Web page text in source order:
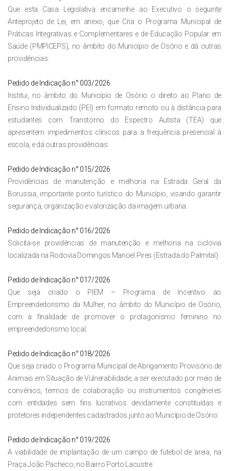
Que esta Casa Legislativa encaminhe ao Executivo o seguinte
Anteprojeto de Lei, em anexo, que Cria o Programa Municipal de
Práticas Integrativas e Complementares e de Educação Popular em
Saúde (PMPICEPS), no âmbito do Município de Osório e dá outras
providências.
Pedido de Indicação n° 003/2026
Institui, no âmbito do Município de Osório o direito ao Plano de
Ensino Individualizado (PEI) em formato remoto ou à distância para
estudantes com Transtorno do Espectro Autista (TEA) que
apresentem impedimentos clínicos para a frequência presencial à
escola, e dá outras providências.
Pedido de Indicação n° 015/2026
Providências de manutenção e melhoria na Estrada Geral da
Borussia, importante ponto turístico do Município, visando garantir
segurança, organização e valorização da imagem urbana.
Pedido de Indicação n° 016/2026
Solicita-se providências de manutenção e melhoria na ciclovia
localizada na Rodovia Domingos Manoel Pires (Estrada do Palmital).
Pedido de Indicação n° 017/2026
Que seja criado o PIEM – Programa de Incentivo ao
Empreendedorismo da Mulher, no âmbito do Município de Osório,
com a finalidade de promover o protagonismo feminino no
empreendedorismo local.
Pedido de Indicação n° 018/2026
Que seja criado o Programa Municipal de Abrigamento Provisório de
Animais em Situação de Vulnerabilidade, a ser executado por meio de
convênios, termos de colaboração ou instrumentos congêneres
com entidades sem fins lucrativos devidamente constituídas e
protetores independentes cadastrados junto ao Município de Osório.
Pedido de Indicação n° 019/2026
A viabilidade de implantação de um campo de futebol de areia, na
Praça João Pacheco, no Bairro Porto Lacustre.